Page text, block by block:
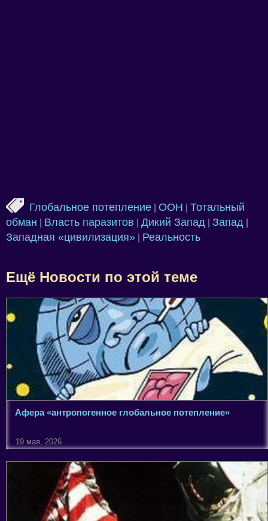
Глобальное потепление ООН
Тотальный
обман
Власть паразитов Дикий Запад Запад
Западная «цивилизация» Реальность
Ещё Новости по этой теме
Афера «антропогенное глобальное потепление»
19 мая, 2026